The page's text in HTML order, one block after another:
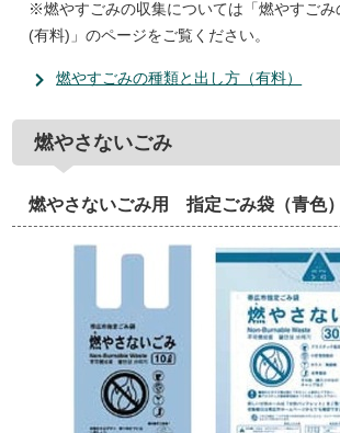
※燃やすごみの収集については「燃やすごみ
(有料)」のページをご覧ください。
燃やすごみの種類と出し方（有料）
燃やさないごみ
燃やさないごみ用 指定ごみ袋（青色）